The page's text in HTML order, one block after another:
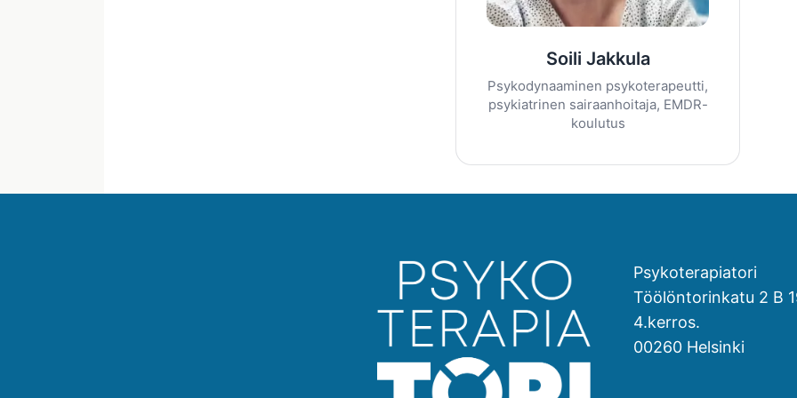
Soili Jakkula
Psykodynaaminen psykoterapeutti,
psykiatrinen sairaanhoitaja, EMDR-
koulutus
Psykoterapiatori
Töölöntorinkatu 2 B
4.kerros.
00260 Helsinki